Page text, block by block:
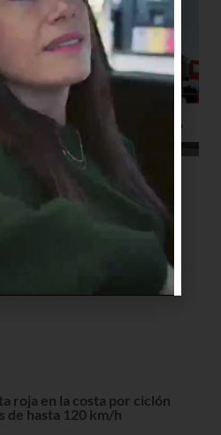
roja en la costa por ciclón
hasta 120 km/h